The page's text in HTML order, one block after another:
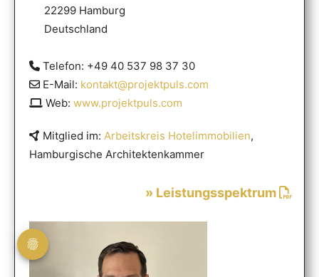
22299 Hamburg
Deutschland
Telefon: +49 40 537 98 37 30
E-Mail: kontakt@projektpuls.com
Web: www.projektpuls.com
Mitglied im: Arbeitskreis Hotelimmobilien,
Hamburgische Architektenkammer
» Leistungsspektrum